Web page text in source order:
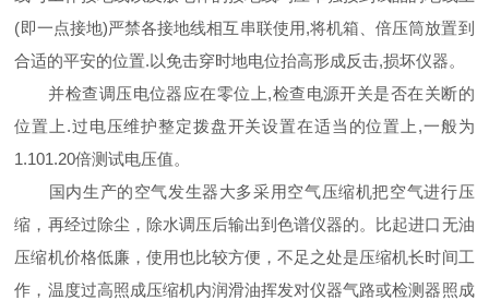
(即一点接地)严禁各接地线相互串联使用,将机箱、倍压筒放置到
合适的平安的位置.以免击穿时地电位抬高形成反击,损坏仪器。
并检查调压电位器应在零位上,检查电源开关是否在关断的
位置上.过电压维护整定拨盘开关设置在适当的位置上,一般为
1.101.20倍测试电压值。
国内生产的空气发生器大多采用空气压缩机把空气进行压
缩，再经过除尘，除水调压后输出到色谱仪器的。比起进口无油
压缩机价格低廉，使用也比较方便，不足之处是压缩机长时间工
作，温度过高照成压缩机内润滑油挥发对仪器气路或检测器照成